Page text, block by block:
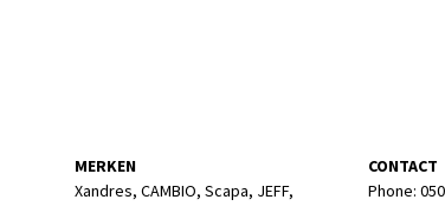
MERKEN
Xandres, CAMBIO, Scapa, JEFF,
CONTACT
Phone: